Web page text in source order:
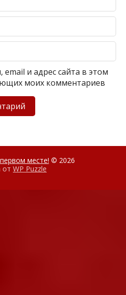
и адрес сайта в этом
моих комментариев
месте! © 2026
от WP Puzzle